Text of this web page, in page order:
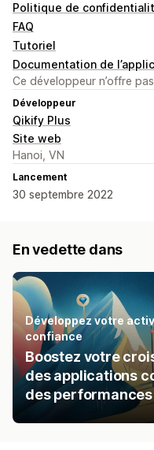
Politique de
FAQ
Tutoriel
Documentation de
Ce développeur n’offre
Développeur
Qikify Plus
Site web
Hanoi, VN
Lancement
30 septembre 2022
En vedette dans
Développez votre
confiance
Boostez votre
des applications
des